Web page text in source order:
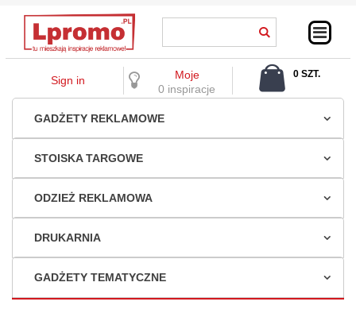
Sign in
Moje
0 inspiracje
0 SZT.
GADŻETY REKLAMOWE
STOISKA TARGOWE
ODZIEŻ REKLAMOWA
DRUKARNIA
GADŻETY TEMATYCZNE